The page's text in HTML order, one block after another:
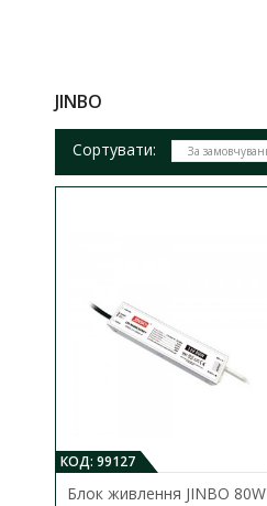
JINBO
Сортувати:
КОД: 99127
Блок живлення JINBO 80W